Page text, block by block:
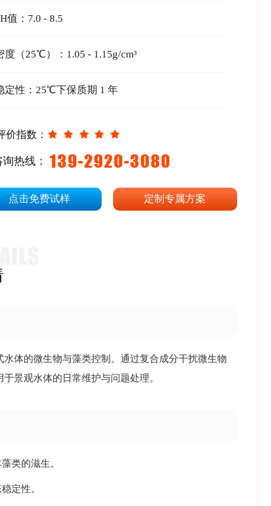
值：7.0 - 8.5
度（25℃）：1.05 - 1.15g/cm³
定性：25℃下保质期 1 年
价指数：
热线： 139-2920-3080
点击免费试样 定制专属方案
体的微生物与藻类控制。通过复合成分干扰微生物
景观水体的日常维护与问题处理。
类的滋生。
定性。